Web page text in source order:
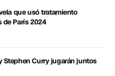
que usó tratamiento
París 2024
Stephen Curry jugarán juntos